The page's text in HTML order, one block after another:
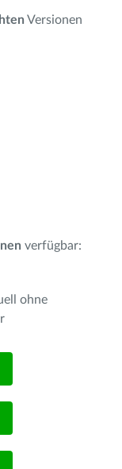
Versionen
verfügbar:
ohne